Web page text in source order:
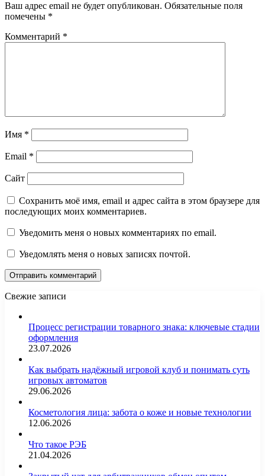
Ваш адрес email не будет опубликован. Обязательные поля
помечены *
Комментарий *
Имя *
Email *
Сайт
Сохранить моё имя, email и адрес сайта в этом браузере для
последующих моих комментариев.
Уведомить меня о новых комментариях по email.
Уведомлять меня о новых записях почтой.
Свежие записи
Процесс регистрации товарного знака: ключевые стадии
оформления
23.07.2026
Как выбрать надёжный игровой клуб и понимать суть
игровых автоматов
29.06.2026
Косметология лица: забота о коже и новые технологии
12.06.2026
Что такое РЭБ
21.04.2026